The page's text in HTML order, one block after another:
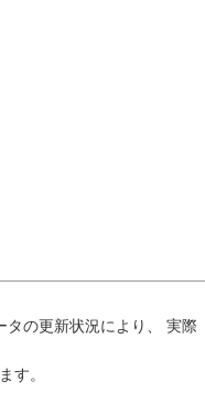
の更新状況により、 実際
す。